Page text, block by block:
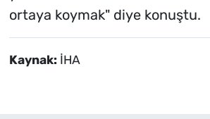
ortaya koymak" diye konuştu.
Kaynak: İHA